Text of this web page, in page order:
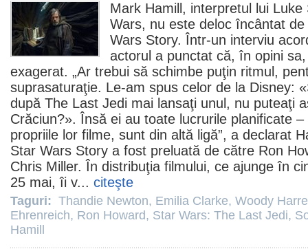
Mark Hamill , interpretul lui
Wars, nu este deloc încântat
Wars Story. Într-un interviu
actorul a punctat că, în opini
exagerat. „Ar trebui să schimbe puţin ritmul,
suprasaturaţie. Le-am spus celor de la Disney:
după The Last Jedi mai lansaţi unul, nu puteaţi
Crăciun?». Însă ei au toate lucrurile planificate
propriile lor filme, sunt din altă ligă”, a declarat
Star Wars Story a fost preluată de către Ron
Chris Miller. În distribuţia filmului, ce ajunge în
25 mai, îi v... citeşte
Taguri: Thandie Newton, Emilia Clarke, Woody
Ehrenreich, Ron Howard, Star Wars: The Last Jedi,
Hamill